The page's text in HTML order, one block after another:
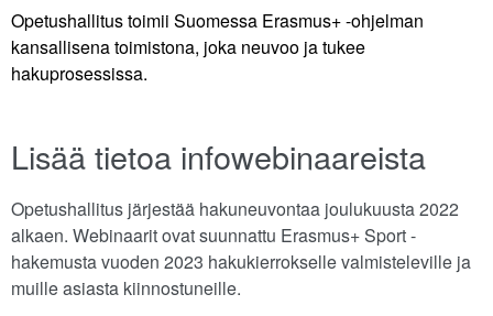
Opetushallitus toimii Suomessa Erasmus+ -ohjelman
kansallisena toimistona, joka neuvoo ja tukee
hakuprosessissa.
Lisää tietoa infowebinaareista
Opetushallitus järjestää hakuneuvontaa joulukuusta 2022
alkaen. Webinaarit ovat suunnattu Erasmus+ Sport -
hakemusta vuoden 2023 hakukierrokselle valmisteleville ja
muille asiasta kiinnostuneille.